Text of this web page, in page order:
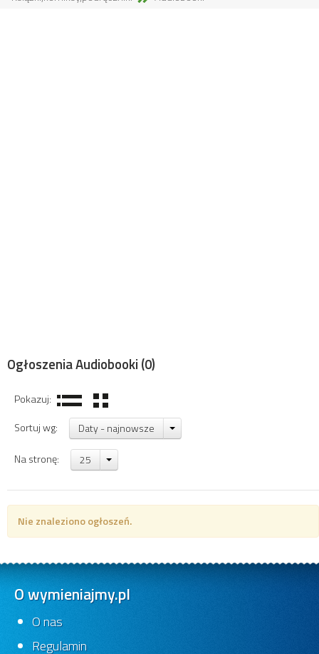
Ogłoszenia Audiobooki (0)
Pokazuj:
Sortuj wg:
Daty - najnowsze
Na stronę: 25
Nie znaleziono ogłoszeń.
O wymieniajmy.pl
O nas
Regulamin